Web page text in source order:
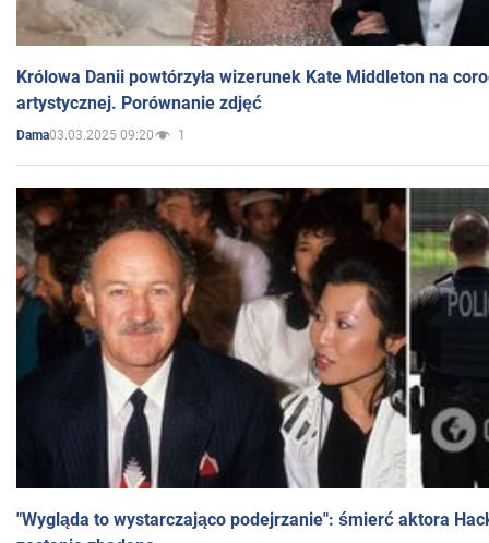
Królowa Danii powtórzyła wizerunek Kate Middleton na
artystycznej. Porównanie zdjęć
Dama03.03.2025 09:20 1
"Wygląda to wystarczająco podejrzanie": śmierć aktora